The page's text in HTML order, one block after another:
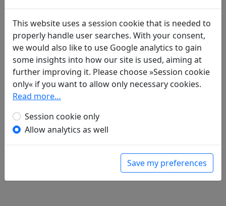
in: Ehrenstein, Albert.Chinesische
Dichtungen. Lyrik , Werke. München: Klaus
Boer Verlag, 1995. p. 285.
Alfred Forke(1867–1944): Die Kameraden
Display translation
in: Forke, Alfred.Blüthen chinesischer
Dichtung. Magdeburg: Commissionsverlag:
Faber'sche Buchdruckerei, A. & R. Faber, 1899.
in: Forke, Alfred.
Dichtungen der Tang- und
, Veröffentlichungen des Seminars
Hamburgischen Universität. Hamburg:
Friederichsen, de Gruyter & Co., 1929. p. 42.
This website uses a session cookie that is needed to
properly handle user searches. With your consent,
we would also like to use Google analytics to gain
some insights into how our site is used, aiming at
further improving it. Please choose »Session cookie
only« if you want to allow only necessary cookies.
Read more…
Session cookie only
Allow analytics as well
Save my preferences